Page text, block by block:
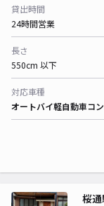
貸出時間
24時間営業
長さ
550cm 以下
対応車種
オートバイ軽自動車コ
桜